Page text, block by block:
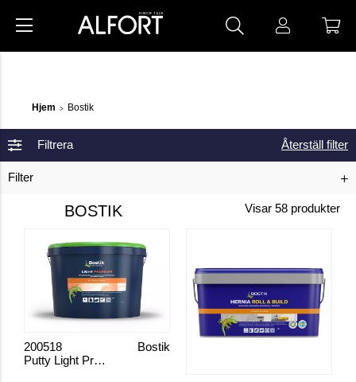
Hjem > Bostik
Filtrera
Filter
Återställ filter
BOSTIK Visar 58 produkter
Putty Light Premium
Bostik
200518